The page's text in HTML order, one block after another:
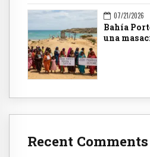
07/21/2026
Bahía
una
Recent Comments